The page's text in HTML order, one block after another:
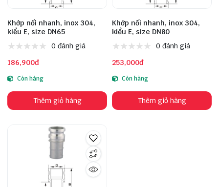
Khớp nối nhanh, inox 304,
kiểu E, size DN65
0 đánh giá
186,900đ
Còn hàng
Thêm giỏ hàng
Khớp nối nhanh, inox 304,
kiểu E, size DN80
0 đánh giá
253,000đ
Còn hàng
Thêm giỏ hàng